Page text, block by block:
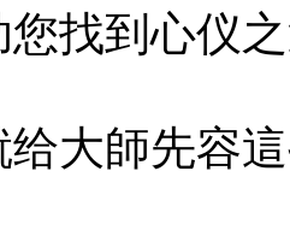
您找到心仪
给大師先容